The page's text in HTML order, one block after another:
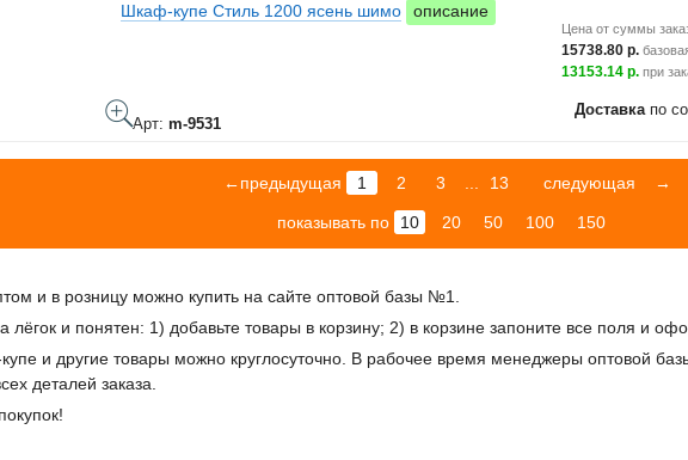
Шкаф-купе Стиль 1200 ясень шимо описание
Арт: m-9531
Цена от суммы
15738.80 р.
13153.14 р. при
Доставка по
←предыдущая 1 2 3 13 следующая →
показывать по 10 20 50 100 150
и в розницу можно купить на сайте оптовой базы №1.
лёгок и понятен: 1) добавьте товары в корзину; 2) в корзине запоните все поля и
и другие товары можно круглосуточно. В рабочее время менеджеры оптовой
деталей заказа.